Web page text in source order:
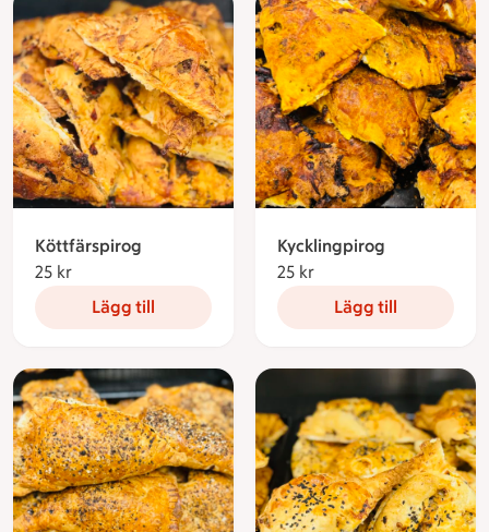
Köttfärspirog
25 kr
Lägg till
Kycklingpirog
25 kr
Lägg till